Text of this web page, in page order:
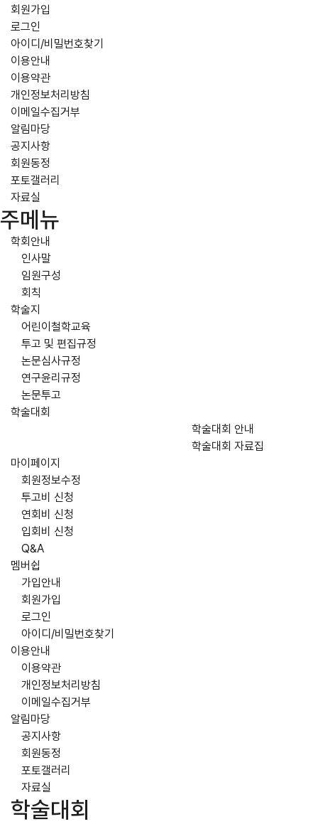
회원가입
로그인
아이디/비밀번호찾기
이용안내
이용약관
개인정보처리방침
이메일수집거부
알림마당
공지사항
회원동정
포토갤러리
자료실
주메뉴
학회안내
인사말
임원구성
회칙
학술지
어린이철학교육
투고 및 편집규정
논문심사규정
연구윤리규정
논문투고
학술대회
학술대회 안내
학술대회 자료집
마이페이지
회원정보수정
투고비 신청
연회비 신청
입회비 신청
Q&A
멤버쉽
가입안내
회원가입
로그인
아이디/비밀번호찾기
이용안내
이용약관
개인정보처리방침
이메일수집거부
알림마당
공지사항
회원동정
포토갤러리
자료실
학술대회